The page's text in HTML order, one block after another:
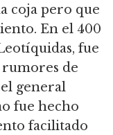
coja pero que
En el 400
fue
rumores de
general
fue hecho
facilitado